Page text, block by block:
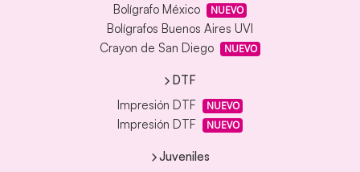
Bolígrafo México NUEVO
Bolígrafos Buenos Aires UVI
Crayon de San Diego
NUEVO
DTF
Impresión DTF
NUEVO
Impresión DTF NUEVO
Juveniles